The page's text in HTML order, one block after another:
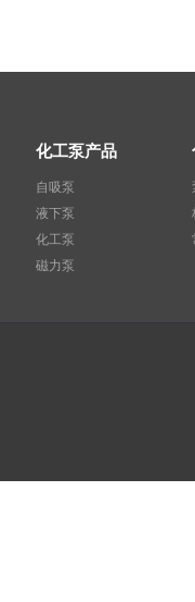
化工泵产品
自吸泵
液下泵
化工泵
磁力泵